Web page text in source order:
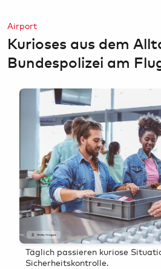
Airport-Lounges
Hamburg & Umland erleben
Konferenzräume & Eventflächen
Airport
Kurioses aus dem
Bundespolizei am
GettyImages
Täglich passieren kuriose
Sicherheitskontrolle.